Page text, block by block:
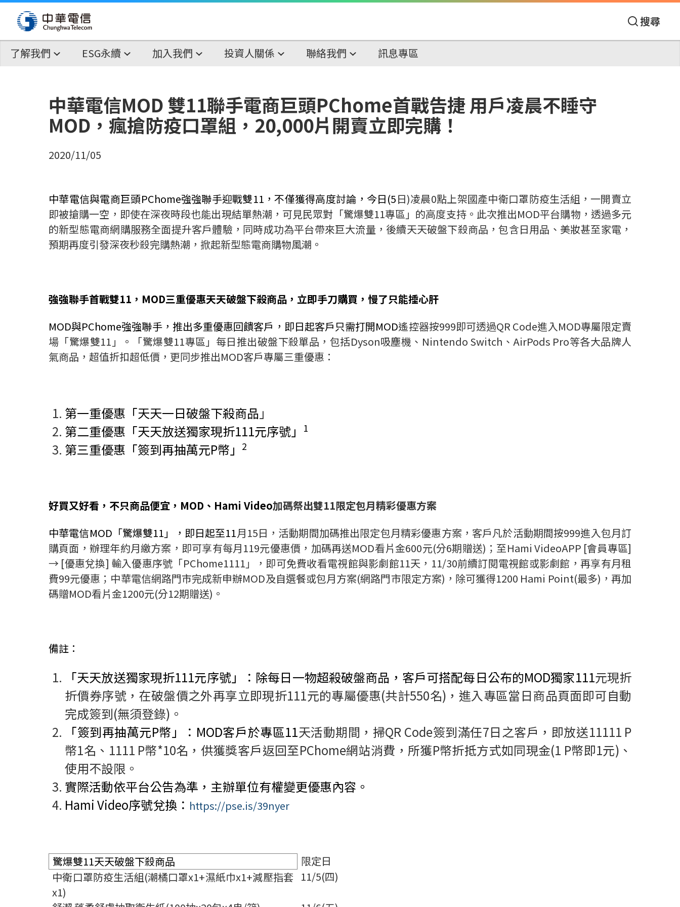
搜尋
了解我們 ESG永續 加入我們 投資人關係 聯絡我們 訊息專區
中華電信MOD 雙11聯手電商巨頭PChome首戰告捷 用戶凌晨不睡守
MOD，瘋搶防疫口罩組，20,000片開賣立即完購！
2020/11/05
中華電信與電商巨頭PChome強強聯手迎戰雙11 ，不僅獲得高度討論，今日(5日)凌晨0點上架國產中衛口罩防疫生活組，一開賣立
即被搶購一空，即使在深夜時段也能出現結單熱潮，可見民眾對「驚爆雙11專區」的高度支持。此次推出MOD平台購物，透過多元
的新型態電商網購服務全面提升客戶體驗，同時成功為平台帶來巨大流量，後續天天破盤下殺商品，包含日用品、美妝甚至家電，
預期再度引發深夜秒殺完購熱潮，掀起新型態電商購物風潮。
強強聯手首戰雙11 ， MOD三重優惠天天破盤下殺商品，立即手刀購買，慢了只能捶心肝
MOD與PChome強強聯手，推出多重優惠回饋客戶，即日起客戶只需打開MOD遙控器按999即可透過QR Code進入MOD專屬限定賣
場「驚爆雙11 」。「驚爆雙11專區」每日推出破盤下殺單品，包括Dyson吸塵機、 Nintendo Switch 、AirPods Pro等各大品牌人
氣商品，超值折扣超低價，更同步推出MOD客戶專屬三重優惠：
第一重優惠「天天一日破盤下殺商品 」
第二重優惠「天天放送獨家現折111元序號」 1
第三重優惠「簽到再抽萬元P幣」 2
好買又好看，不只商品便宜， MOD 、 Hami Video加碼祭出雙11限定包月精彩優惠方案
中華電信MOD 「驚爆雙11 」，即日起至11月15日，活動期間加碼推出限定包月精彩優惠方案，客戶凡於活動期間按999進入包月訂
購頁面，辦理年約月繳方案，即可享有每月119元優惠價，加碼再送MOD看片金600元(分6期贈送) ；至Hami VideoAPP [會員專區]
→ [優惠兌換] 輸入優惠序號「PChome1111 」，即可免費收看電視館與影劇館11天， 11/30前續訂閱電視館或影劇館，再享有月租
費99元優惠；中華電信網路門市完成新申辦MOD及自選餐或包月方案(網路門市限定方案) ，除可獲得1200 Hami Point(最多) ，再加
碼贈MOD看片金1200元(分12期贈送) 。
備註：
「天天放送獨家現折111元序號」：除每日一物超殺破盤商品，客戶可搭配每日公布的MOD獨家111元現折
折價券序號，在破盤價之外再享立即現折111元的專屬優惠(共計550名) ，進入專區當日商品頁面即可自動
完成簽到(無須登錄) 。
「簽到再抽萬元P幣」： MOD客戶於專區11天活動期間，掃QR Code簽到滿任7日之客戶，即放送11111 P
幣1名、 1111 P幣*10名，供獲獎客戶返回至PChome網站消費，所獲P幣折抵方式如同現金(1 P幣即1元) 、
使用不設限。
實際活動依平台公告為準，主辦單位有權變更優惠內容。
Hami Video序號兌換： https://pse.is/39nyer
驚爆雙11天天破盤下殺商品
限定日
中衛口罩防疫生活組(潮橘口罩x1+濕紙巾x1+減壓指套
x1)
11/5(四)